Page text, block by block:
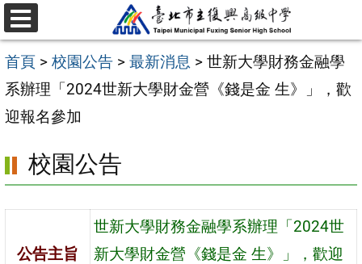
跳
至
主
要
內
區
選
單
首頁 > 校園公告 > 最新消息 > 世新大學財務金融學
系辦理「2024世新大學財金營《錢是金 生》」，歡
迎報名參加
校園公告
公告主旨
世新大學財務金融學系辦理「2024世
新大學財金營《錢是金 生》」，歡迎